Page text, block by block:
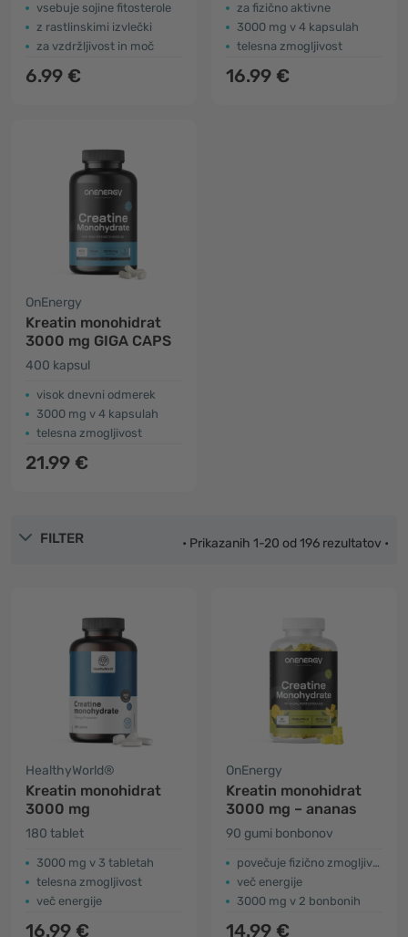
vsebuje sojine fitosterole
z rastlinskimi izvlečki
za vzdržljivost in moč
6.99 €
za fizično aktivne
3000 mg v 4 kapsulah
telesna zmogljivost
16.99 €
OnEnergy
Kreatin monohidrat
3000 mg GIGA CAPS
400 kapsul
visok dnevni odmerek
3000 mg v 4 kapsulah
telesna zmogljivost
21.99 €
FILTER • Prikazanih 1-20 od 196 rezultatov •
HealthyWorld®
Kreatin monohidrat
3000 mg
180 tablet
3000 mg v 3 tabletah
telesna zmogljivost
več energije
16.99 €
OnEnergy
Kreatin monohidrat
3000 mg – ananas
90 gumi bonbonov
povečuje fizično zmogljivost
več energije
3000 mg v 2 bonbonih
14.99 €